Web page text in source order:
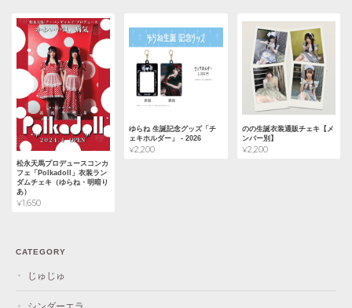
松永天馬プロデュースコンカ
フェ「Polkadoll」衣装ラン
ダムチェキ（ゆらね・明暗り
あ）
¥1,650
ゆらね 生誕記念グッズ「チ
ェキホルダー」 - 2026
¥2,200
のの生誕衣装通販チェキ【メ
ンバー別】
¥2,200
CATEGORY
じゅじゅ